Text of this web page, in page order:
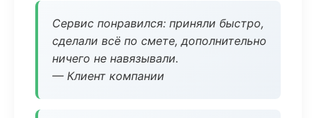
Сервис понравился: приняли быстро,
сделали всё по смете, дополнительно
ничего не навязывали.
— Клиент компании